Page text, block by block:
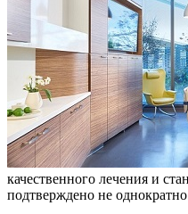
качественного лечения и
подтверждено не